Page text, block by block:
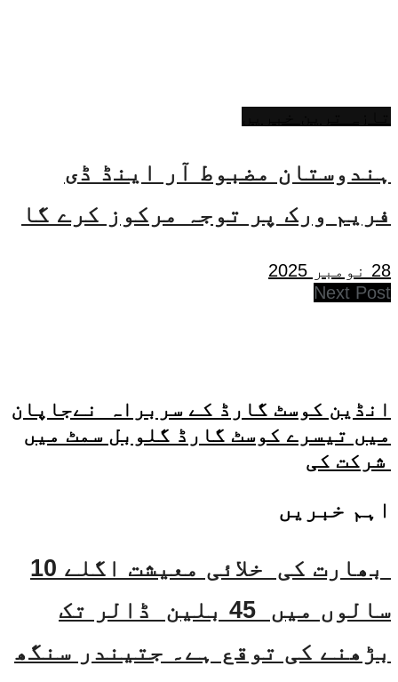
ہندوستان مضبوط آر اینڈ ڈی
فریم ورک پر توجہ مرکوز کرے گا
28 نومبر 2025
Next Post
انڈین کوسٹ گارڈ کے سربراہ نےجاپان
میں تیسرے کوسٹ گارڈ گلوبل سمٹ میں
شرکت کی
اہم خبریں
بھارت کی خلائی معیشت اگلے 10
سالوں میں 45 بلین ڈالر تک
بڑھنے کی توقع ہے۔ جتیندر سنگھ